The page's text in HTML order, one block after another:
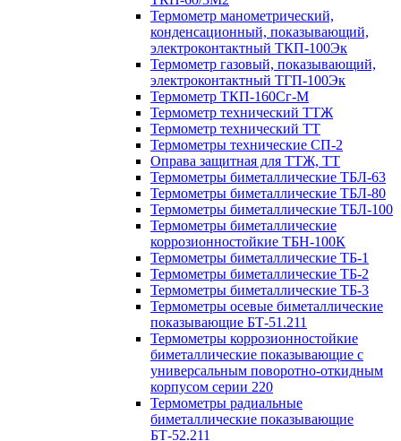
Термометр манометрический,
конденсационный, показывающий,
электроконтактный ТКП-100Эк
Термометр газовый, показывающий,
электроконтактный ТГП-100Эк
Термометр ТКП-160Сг-М
Термометр технический ТТЖ
Термометр технический ТТ
Термометры технические СП-2
Оправа защитная для ТТЖ, ТТ
Термометры биметаллические ТБЛ-63
Термометры биметаллические ТБЛ-80
Термометры биметаллические ТБЛ-100
Термометры биметаллические
коррозионностойкие ТБН-100К
Термометры биметаллические ТБ-1
Термометры биметаллические ТБ-2
Термометры биметаллические ТБ-3
Термометры осевые биметаллические
показывающие БТ-51.211
Термометры коррозионностойкие
биметаллические показывающие с
универсальным поворотно-откидным
корпусом серии 220
Термометры радиальные
биметаллические показывающие
БТ-52.211